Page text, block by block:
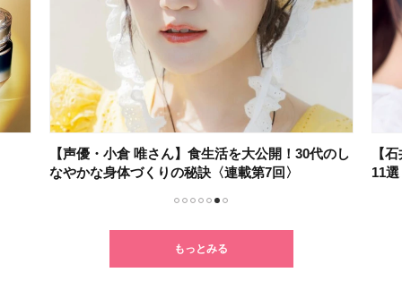
【声優・小倉 唯さん】食生活を大公開！30代のし
なやかな身体づくりの秘訣〈連載第7回〉
【
11
もっとみる